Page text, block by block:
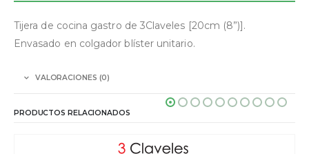
Tijera de cocina gastro de 3Claveles [20cm (8”)].
Envasado en colgador blíster unitario.
VALORACIONES (0)
PRODUCTOS RELACIONADOS